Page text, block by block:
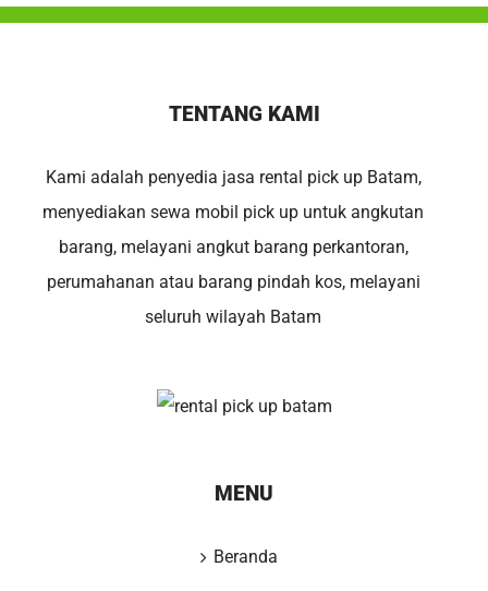
TENTANG KAMI
Kami adalah penyedia jasa rental pick up Batam,
menyediakan sewa mobil pick up untuk angkutan
barang, melayani angkut barang perkantoran,
perumahanan atau barang pindah kos, melayani
seluruh wilayah Batam
MENU
Beranda